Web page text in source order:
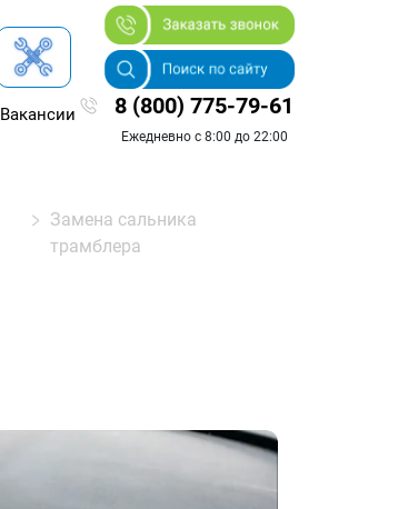
Вакансии 8 (800) 775-79-61
Ежедневно с 8:00 до 22:00
Замена сальника
трамблера